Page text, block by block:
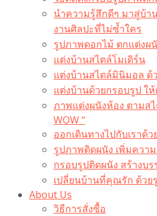
นำความรู้สึกดีๆ มาสู่บ้
งานศิลปะที่ไม่ซ้ำใคร
รูปภาพดอกไม้ ตกแต่งผ
แต่งบ้านสไตล์โมเดิร์น
แต่งบ้านสไตล์มินิมอล ด้
แต่งบ้านด้วยกรอบรูป ใ
ภาพแต่งผนังห้อง ตามส
WOW “
ออกเดินทางไปกับเราด้
รูปภาพติดผนัง เพิ่มคว
กรอบรูปติดผนัง สร้างบ
เปลี่ยนบ้านที่คุณรัก ด้ว
About Us
วิธีการสั่งซื้อ